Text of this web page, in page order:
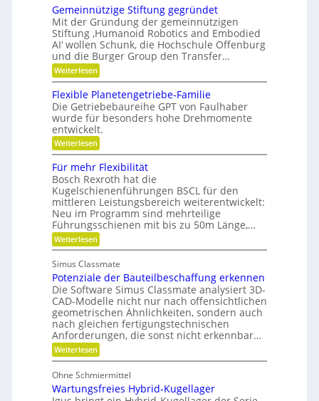
c
h
e
e
i
c
h
e
n
e
r
a
t
i
o
n
r
e
n
f
ü
r
R
o
b
o
t
e
r
g
r
e
e
r
i
F
r
i
s
t
e
n
,
e
i
n
e
V
e
a
n
t
w
o
r
t
u
n
Gemeinnützige Stiftung gegründet
Mit der Gründung der gemeinnützigen
Stiftung ‚Humanoid Robotics and Embodied
AI‘ wollen Schunk, die Hochschule Offenburg
und die Burger Group den Transfer…
Weiterlesen:
G
e
m
e
i
n
n
ü
z
i
g
e
S
t
i
f
t
n
g
g
e
g
r
ü
n
d
e
Flexible Planetengetriebe-Familie
Die Getriebebaureihe GPT von Faulhaber
wurde für besonders hohe Drehmomente
entwickelt.
Weiterlesen:
F
e
x
i
b
l
e
P
l
a
n
t
e
n
g
e
t
r
i
e
b
e
-
Für mehr Flexibilität
Bosch Rexroth hat die
Kugelschienenführungen BSCL für den
mittleren Leistungsbereich weiterentwickelt:
Neu im Programm sind mehrteilige
Führungsschienen mit bis zu 50m Länge,…
Weiterlesen:
F
r
m
e
h
r
F
l
e
x
i
i
l
i
Simus Classmate
Potenziale der Bauteilbeschaffung erkennen
Die Software Simus Classmate analysiert 3D-
CAD-Modelle nicht nur nach offensichtlichen
geometrischen Ähnlichkeiten, sondern auch
nach gleichen fertigungstechnischen
Anforderungen, die sonst nicht erkennbar…
Weiterlesen:
P
t
e
n
Ohne Schmiermittel
Wartungsfreies Hybrid-Kugellager